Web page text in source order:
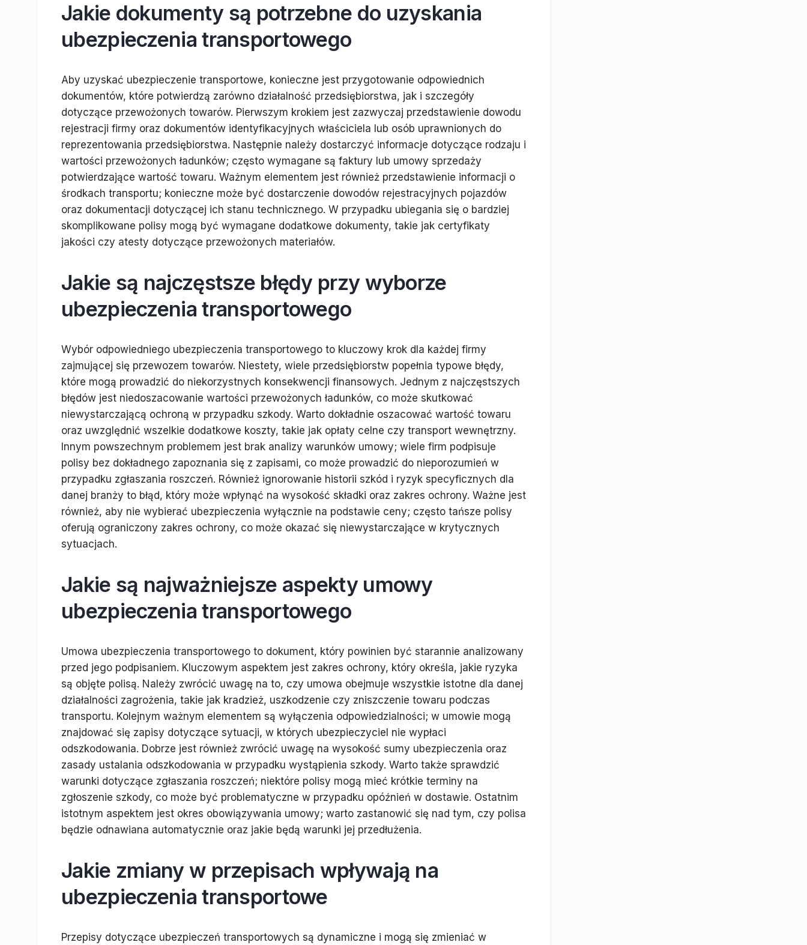
Jakie dokumenty są potrzebne do uzyskania
ubezpieczenia transportowego
Aby uzyskać ubezpieczenie transportowe, konieczne jest przygotowanie odpowiednich
dokumentów, które potwierdzą zarówno działalność przedsiębiorstwa, jak i szczegóły
dotyczące przewożonych towarów. Pierwszym krokiem jest zazwyczaj przedstawienie dowodu
rejestracji firmy oraz dokumentów identyfikacyjnych właściciela lub osób uprawnionych do
reprezentowania przedsiębiorstwa. Następnie należy dostarczyć informacje dotyczące rodzaju i
wartości przewożonych ładunków; często wymagane są faktury lub umowy sprzedaży
potwierdzające wartość towaru. Ważnym elementem jest również przedstawienie informacji o
środkach transportu; konieczne może być dostarczenie dowodów rejestracyjnych pojazdów
oraz dokumentacji dotyczącej ich stanu technicznego. W przypadku ubiegania się o bardziej
skomplikowane polisy mogą być wymagane dodatkowe dokumenty, takie jak certyfikaty
jakości czy atesty dotyczące przewożonych materiałów.
Jakie są najczęstsze błędy przy wyborze
ubezpieczenia transportowego
Wybór odpowiedniego ubezpieczenia transportowego to kluczowy krok dla każdej firmy
zajmującej się przewozem towarów. Niestety, wiele przedsiębiorstw popełnia typowe błędy,
które mogą prowadzić do niekorzystnych konsekwencji finansowych. Jednym z najczęstszych
błędów jest niedoszacowanie wartości przewożonych ładunków, co może skutkować
niewystarczającą ochroną w przypadku szkody. Warto dokładnie oszacować wartość towaru
oraz uwzględnić wszelkie dodatkowe koszty, takie jak opłaty celne czy transport wewnętrzny.
Innym powszechnym problemem jest brak analizy warunków umowy; wiele firm podpisuje
polisy bez dokładnego zapoznania się z zapisami, co może prowadzić do nieporozumień w
przypadku zgłaszania roszczeń. Również ignorowanie historii szkód i ryzyk specyficznych dla
danej branży to błąd, który może wpłynąć na wysokość składki oraz zakres ochrony. Ważne jest
również, aby nie wybierać ubezpieczenia wyłącznie na podstawie ceny; często tańsze polisy
oferują ograniczony zakres ochrony, co może okazać się niewystarczające w krytycznych
sytuacjach.
Jakie są najważniejsze aspekty umowy
ubezpieczenia transportowego
Umowa ubezpieczenia transportowego to dokument, który powinien być starannie analizowany
przed jego podpisaniem. Kluczowym aspektem jest zakres ochrony, który określa, jakie ryzyka
są objęte polisą. Należy zwrócić uwagę na to, czy umowa obejmuje wszystkie istotne dla danej
działalności zagrożenia, takie jak kradzież, uszkodzenie czy zniszczenie towaru podczas
transportu. Kolejnym ważnym elementem są wyłączenia odpowiedzialności; w umowie mogą
znajdować się zapisy dotyczące sytuacji, w których ubezpieczyciel nie wypłaci
odszkodowania. Dobrze jest również zwrócić uwagę na wysokość sumy ubezpieczenia oraz
zasady ustalania odszkodowania w przypadku wystąpienia szkody. Warto także sprawdzić
warunki dotyczące zgłaszania roszczeń; niektóre polisy mogą mieć krótkie terminy na
zgłoszenie szkody, co może być problematyczne w przypadku opóźnień w dostawie. Ostatnim
istotnym aspektem jest okres obowiązywania umowy; warto zastanowić się nad tym, czy polisa
będzie odnawiana automatycznie oraz jakie będą warunki jej przedłużenia.
Jakie zmiany w przepisach wpływają na
ubezpieczenia transportowe
Przepisy dotyczące ubezpieczeń transportowych są dynamiczne i mogą się zmieniać w